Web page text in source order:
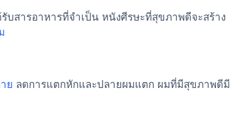
บสารอาหารที่จำเป็น หนังศีรษะที่สุขภาพดีจะสร้าง
ย ลดการแตกหักและปลายผมแตก ผมที่มีสุขภาพดีมี